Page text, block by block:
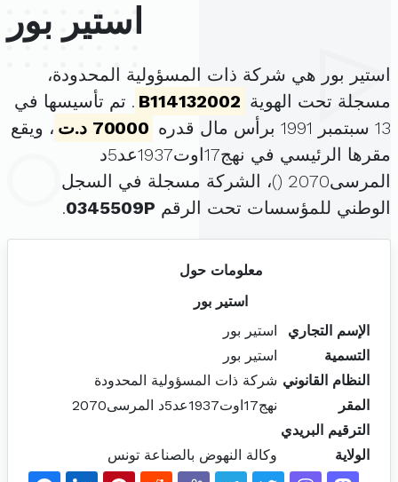
استير بور
استير بور هي شركة ذات المسؤولية المحدودة،
مسجلة تحت الهوية B114132002 . تم تأسيسها في
13 سبتمبر 1991 برأس مال قدره
70000 د.ت
، ويقع
مقرها الرئيسي في نهج17اوت1937عد5د
المرسى2070 (
)، الشركة مسجلة في السجل
الوطني للمؤسسات تحت الرقم 0345509P
.
معلومات حول
استير بور
الإسم التجاري
استير بور
التسمية
استير بور
النظام القانوني شركة ذات المسؤولية المحدودة
المقر
نهج17اوت1937عد5د المرسى2070
الترقيم البريدي
الولاية
وكالة النهوض بالصناعة تونس